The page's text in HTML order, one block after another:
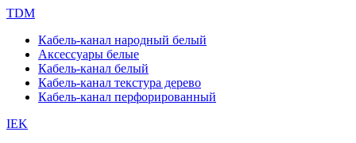
TDM
Кабель-канал народный белый
Аксессуары белые
Кабель-канал белый
Кабель-канал текстура дерево
Кабель-канал перфорированный
IEK